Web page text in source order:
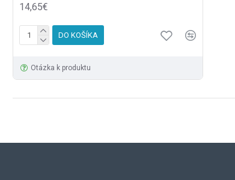
14,65€
DO KOŠÍKA
Otázka k produktu